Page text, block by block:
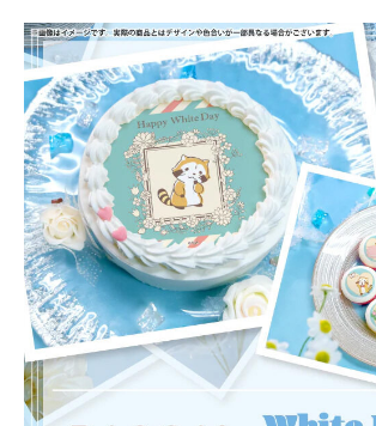
〒104-0061
東京都中央区銀座7丁目13番20号 銀座THビル5F